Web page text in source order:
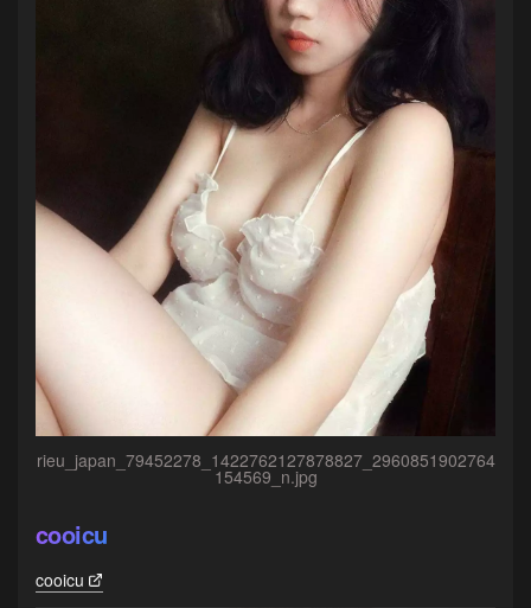
rieu_japan_79452278_1422762127878827_2960851902764
154569_n.jpg
cooicu
cooicu